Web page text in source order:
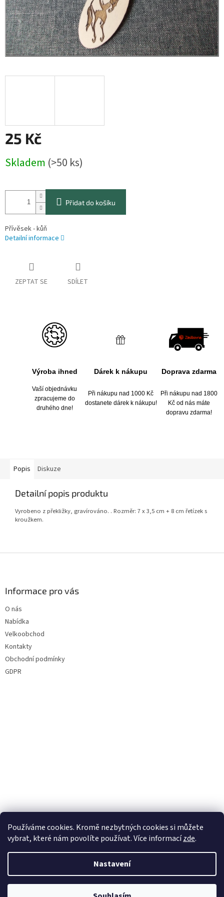
Používáme cookies. Kromě nezbytných cookies si můžete
vybrat, které nám povolíte používat. Více informacízde.
Nastavení
25 Kč
cena:
Skladem (>50 ks)
Přidat do košíku
Přívěsek - kůň
Detailní informace
ZEPTAT SE SDÍLET
Výroba ihned Dárek k nákupu Doprava zdarma
Vaší objednávku
zpracujeme do
druhého dne!
Při nákupu nad 1000 Kč
dostanete dárek k nákupu!
Při nákupu nad 1800
Kč od nás máte
dopravu zdarma!
Popis Diskuze
Detailní popis produktu
Vyrobeno z překližky, gravírováno. . Rozměr: 7 x 3,5 cm + 8 cm řetízek s
kroužkem.
Informace pro vás
O nás
Nabídka
Velkoobchod
Kontakty
Obchodní podmínky
GDPR
Vytvořil Shoptet